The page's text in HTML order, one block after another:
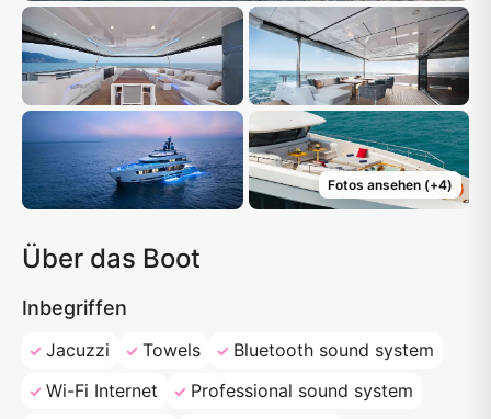
Fotos ansehen(+4)
Über das Boot
Inbegriffen
Jacuzzi Towels
Bluetooth sound system
Wi-Fi Internet
Professional sound system